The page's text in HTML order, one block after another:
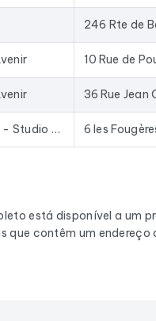
246 Rte de
36 Rue Jean
Concept KUB - Studio Container 6 les
está disponível a um
que contêm um